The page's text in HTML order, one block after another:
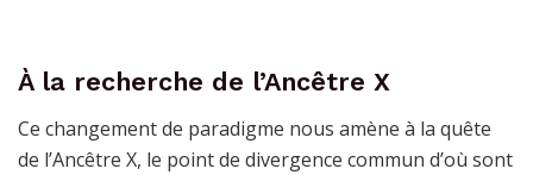
À la recherche de l’Ancêtre X
Ce changement de paradigme nous amène à la quête
de l’Ancêtre X, le point de divergence commun d’où sont